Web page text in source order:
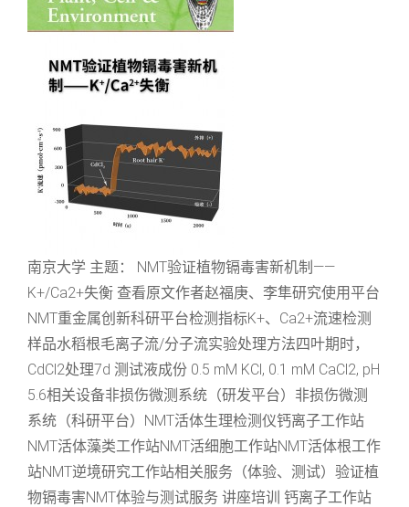
南京大学 主题： NMT验证植物镉毒害新机制——
K+/Ca2+失衡 查看原文作者赵福庚、李隼研究使用平台
NMT重金属创新科研平台检测指标K+、Ca2+流速检测
样品水稻根毛离子流/分子流实验处理方法四叶期时，
CdCl2处理7d 测试液成份 0.5 mM KCl, 0.1 mM CaCl2, pH
5.6相关设备非损伤微测系统（研发平台）非损伤微测
系统（科研平台）NMT活体生理检测仪钙离子工作站
NMT活体藻类工作站NMT活细胞工作站NMT活体根工作
站NMT逆境研究工作站相关服务（体验、测试）验证植
物镉毒害NMT体验与测试服务 讲座培训 钙离子工作站